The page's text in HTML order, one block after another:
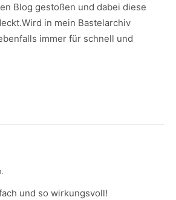
Blog gestoßen und dabei diese
in mein Bastelarchiv
immer für schnell und
und so wirkungsvoll!